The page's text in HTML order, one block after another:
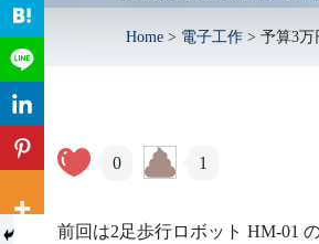
Home > 電子工作 > 予算3万
0 1
前回は2足歩行ロボット HM-01